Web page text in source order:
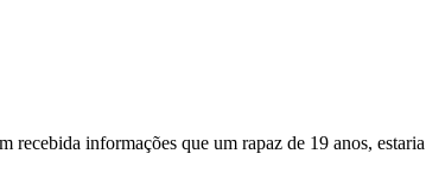
informações que um rapaz de 19 anos,